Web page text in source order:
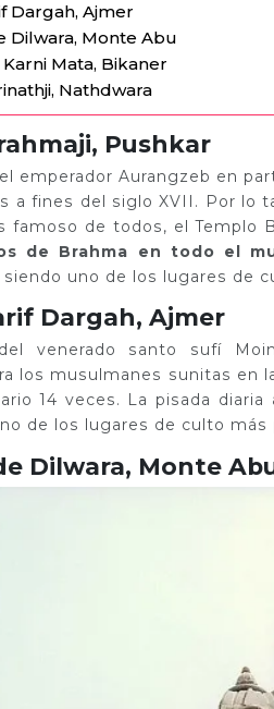
Dargah, Ajmer
Dilwara, Monte Abu
Mata, Bikaner
Nathdwara
Pushkar
emperador Aurangzeb en
a fines del siglo XVII. Por lo
famoso de todos, el Templo
de Brahma en todo el
siendo uno de los lugares de
Dargah, Ajmer
venerado santo sufí
los musulmanes sunitas en
14 veces. La pisada
de los lugares de culto más
Dilwara, Monte